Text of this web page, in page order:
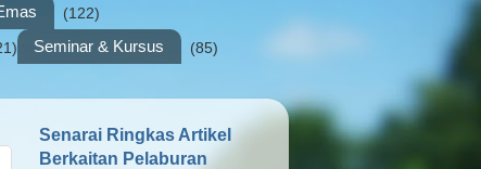
(122)
Seminar & Kursus (85)
Senarai Ringkas Artikel
Berkaitan Pelaburan